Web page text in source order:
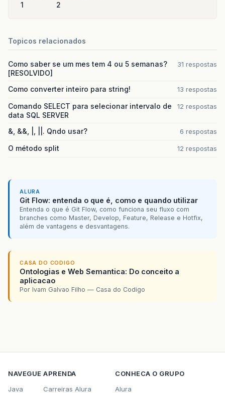
1 2
Topicos relacionados
Como saber se um mes tem 4 ou 5 semanas?
[RESOLVIDO]
31 respostas
Como converter inteiro para string! 13 respostas
Comando SELECT para selecionar intervalo de
data SQL SERVER
12 respostas
&, &&, |, ||. Qndo usar? 6 respostas
O método split 12 respostas
ALURA
Git Flow: entenda o que é, como e quando utilizar
Entenda o que é Git Flow, como funciona seu fluxo com
branches como Master, Develop, Feature, Release e Hotfix,
além de vantagens e desvantagens.
CASA DO CODIGO
Ontologias e Web Semantica: Do conceito a
aplicacao
Por Ivam Galvao Filho — Casa do Codigo
NAVEGUE
Java
APRENDA
Carreiras Alura
CONHECA O GRUPO
Alura